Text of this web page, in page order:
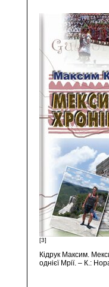
[3]
Кідрук Максим.
однієї Мрії. – К.: